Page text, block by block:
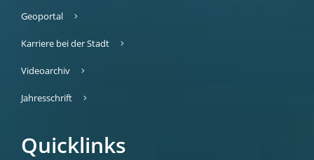
Geoportal
Karriere bei der Stadt
Videoarchiv
Jahresschrift
Quicklinks